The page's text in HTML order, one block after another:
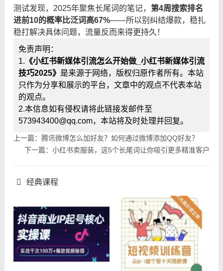
测试发现，2025年聚焦长尾词的笔记， 第4周搜索排名
进前10的概率比泛词高67%——所以别纠结爆款，稳扎
稳打解决具体问题，流量反而来得更持久！
免责声明：
1. 《小红书新媒体引流怎么开始做_小红书新媒体引流
技巧2025》 是来源于网络，版权归原作者所有。本站
只作为分享和展示的平台，文章中的观点不代表本站
的观点。
2.本信息如有侵权请将此链接发邮件至
573943400@qq.com，本站将及时处理并回复。
上一篇：腾讯微博怎么加好友？如何通过微博添加QQ好友？
下一篇：小红书卖服装，这5个长尾词让你吸引更多精准客户
经典课程